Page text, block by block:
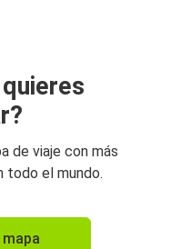
de viaje con más
todo el mundo.